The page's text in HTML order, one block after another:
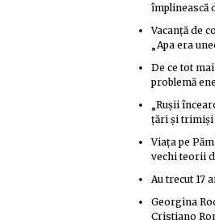
împlinească
Vacanță de
„Apa era
De ce tot
problemă
„Rușii
țări și trimiși
Viața pe
vechi teorii
Au trecut 17
Georgina
Cristiano